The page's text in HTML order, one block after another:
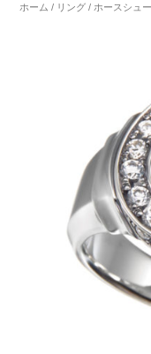
ホーム / リング / ホースシュ